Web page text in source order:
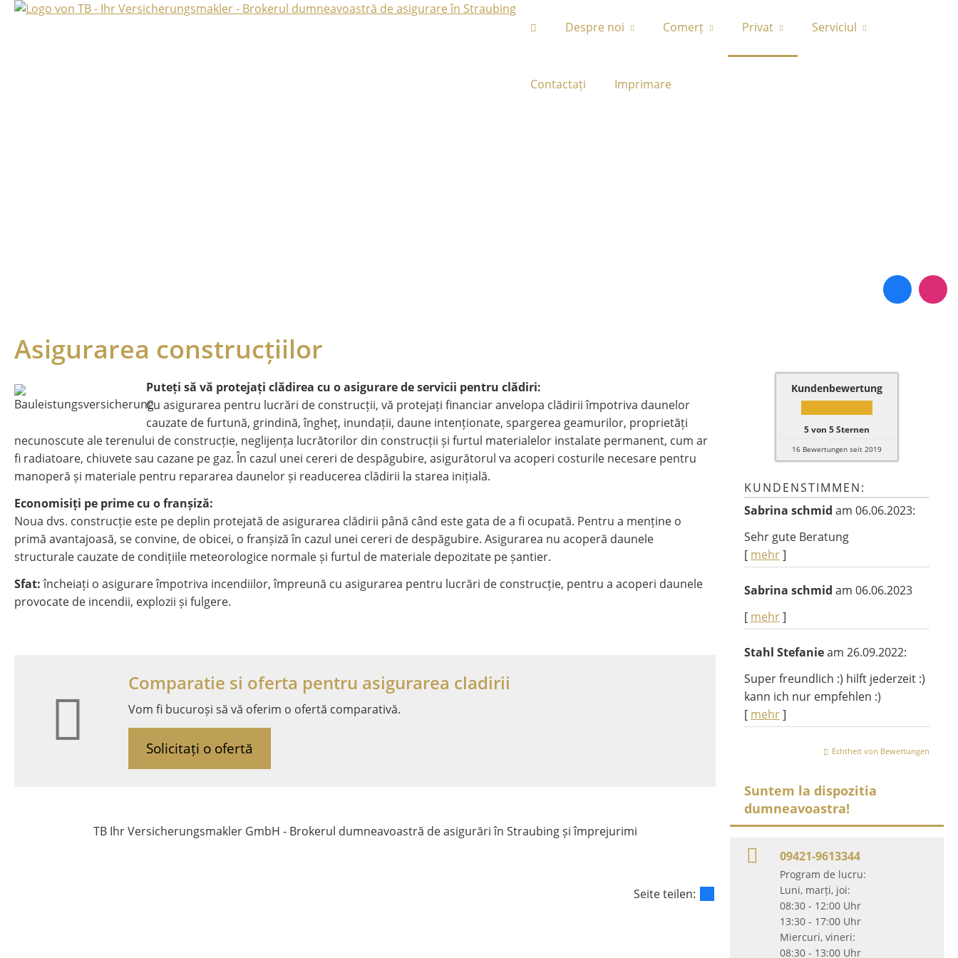
Despre noi Comerț Privat Serviciul
Contactați Imprimare
Kundenbewertung
5von 5Sternen
16 Bewertungen seit 2019
KUNDENSTIMMEN:
Sabrina schmid am 06.06.2023:
Sehr gute Beratung
[ mehr]
Sabrina schmid am 06.06.2023
[ mehr]
Stahl Stefanieam 26.09.2022:
Super freundlich :) hilft jederzeit :)
kann ich nur empfehlen :)
[ mehr]
Echtheit von Bewertungen
Suntem la dispozitia
dumneavoastra!
09421-9613344
Program de lucru:
Luni, marți, joi:
08:30 - 12:00 Uhr
13:30 - 17:00 Uhr
Miercuri, vineri:
08:30 - 13:00 Uhr
Asigurarea construcțiilor
Puteți să vă protejați clădirea cu o asigurare de servicii pentru clădiri:
Cu asigurarea pentru lucrări de construcții, vă protejați financiar anvelopa clădirii împotriva daunelor
cauzate de furtună, grindină, îngheț, inundații, daune intenționate, spargerea geamurilor, proprietăți
necunoscute ale terenului de construcție, neglijența lucrătorilor din construcții și furtul materialelor instalate permanent, cum ar
fi radiatoare, chiuvete sau cazane pe gaz. În cazul unei cereri de despăgubire, asigurătorul va acoperi costurile necesare pentru
manoperă și materiale pentru repararea daunelor și readucerea clădirii la starea inițială.
Economisiți pe prime cu o franșiză:
Noua dvs. construcție este pe deplin protejată de asigurarea clădirii până când este gata de a fi ocupată. Pentru a menține o
primă avantajoasă, se convine, de obicei, o franșiză în cazul unei cereri de despăgubire. Asigurarea nu acoperă daunele
structurale cauzate de condițiile meteorologice normale și furtul de materiale depozitate pe șantier.
Sfat:încheiați o asigurare împotriva incendiilor, împreună cu asigurarea pentru lucrări de construcție, pentru a acoperi daunele
provocate de incendii, explozii și fulgere.
Comparatie si oferta pentru asigurarea cladirii
Vom fi bucuroși să vă oferim o ofertă comparativă.
Solicitați o ofertă
TB Ihr Versicherungsmakler GmbH - Brokerul dumneavoastră de asigurări în Straubing și împrejurimi
Seite teilen: